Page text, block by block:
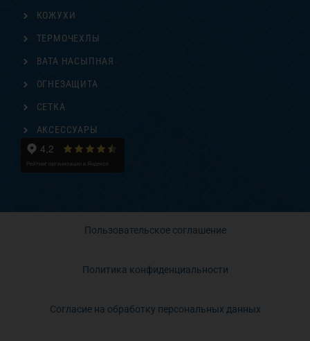
КОЖУХИ
ТЕРМОЧЕХЛЫ
ВАТА НАСЫПНАЯ
ОГНЕЗАЩИТА
СЕТКА
АКСЕССУАРЫ
Пользовательское соглашение
Политика конфиденциальности
Согласие на обработку персональных данных